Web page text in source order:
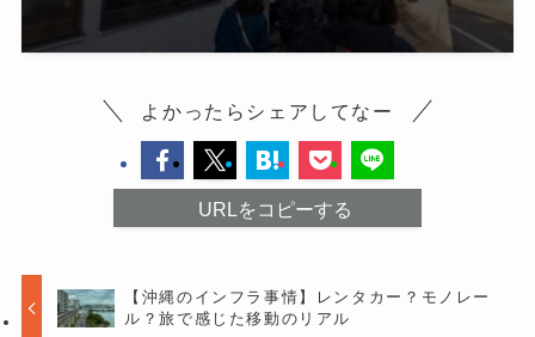
よかったらシェアしてなー
URLをコピーする
【沖縄のインフラ事情】レンタカー？モノレー
ル？旅で感じた移動のリアル